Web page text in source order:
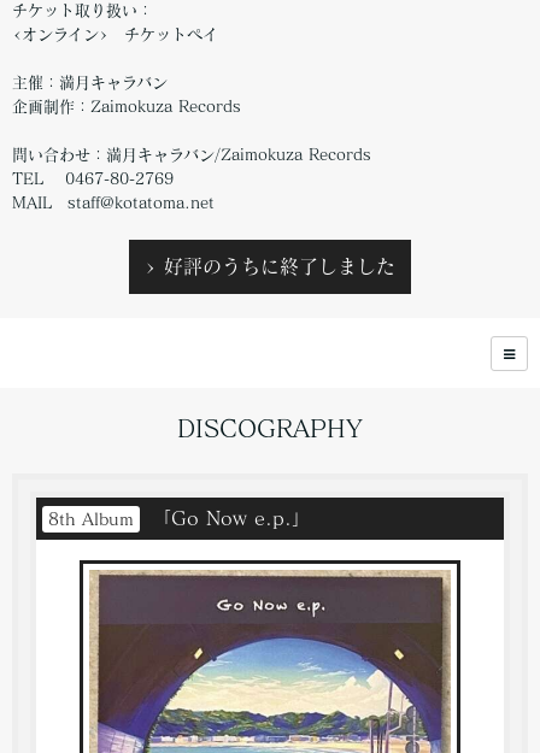
チケット取り扱い：
<オンライン> チケットペイ
主催：満月キャラバン
企画制作：Zaimokuza Records
問い合わせ：満月キャラバン/Zaimokuza Records
TEL 0467-80-2769
MAIL staff@kotatoma.net
> 好評のうちに終了しました
DISCOGRAPHY
8th Album 「Go Now e.p.」